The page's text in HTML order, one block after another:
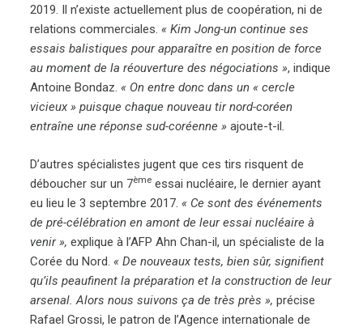
2019. Il n’existe actuellement plus de coopération, ni de
relations commerciales.« Kim Jong-un continue ses
essais balistiques pour apparaître en position de force
au moment de la réouverture des négociations », indique
Antoine Bondaz.« On entre donc dans un « cercle
vicieux » puisque chaque nouveau tir nord-coréen
entraîne une réponse sud-coréenne »ajoute-t-il.
D’autres spécialistes jugent que ces tirs risquent de
déboucher sur un 7ème essai nucléaire, le dernier ayant
eu lieu le 3 septembre 2017.« Ce sont des événements
de pré-célébration en amont de leur essai nucléaire à
venir »,explique à l’AFP Ahn Chan-il, un spécialiste de la
Corée du Nord.« De nouveaux tests, bien sûr, signifient
qu’ils peaufinent la préparation et la construction de leur
arsenal. Alors nous suivons ça de très près »,précise
Rafael Grossi, le patron de l’Agence internationale de